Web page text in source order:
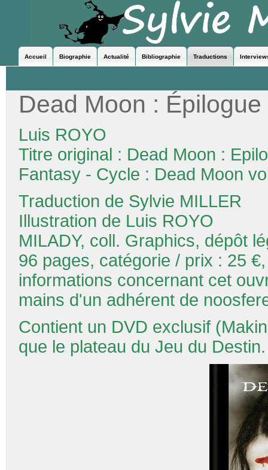
Accueil Biographie Actualité Bibliographie Traductions
Dead Moon : Épilogue
Luis ROYO
Titre original : Dead Moon :
Fantasy - Cycle : Dead Moon
Traduction de Sylvie MILLER
Illustration de Luis ROYO
MILADY, coll. Graphics, dépôt
96 pages, catégorie / prix : 25
informations concernant cet
mains d'un adhérent de
Contient un DVD exclusif
que le plateau du Jeu du Destin.